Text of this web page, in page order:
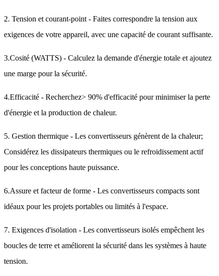
2. Tension et courant-point - Faites correspondre la tension aux
exigences de votre appareil, avec une capacité de courant suffisante.
3.Cosité (WATTS) - Calculez la demande d'énergie totale et ajoutez
une marge pour la sécurité.
4.Efficacité - Recherchez> 90% d'efficacité pour minimiser la perte
d'énergie et la production de chaleur.
5. Gestion thermique - Les convertisseurs génèrent de la chaleur;
Considérez les dissipateurs thermiques ou le refroidissement actif
pour les conceptions haute puissance.
6.Assure et facteur de forme - Les convertisseurs compacts sont
idéaux pour les projets portables ou limités à l'espace.
7. Exigences d'isolation - Les convertisseurs isolés empêchent les
boucles de terre et améliorent la sécurité dans les systèmes à haute
tension.